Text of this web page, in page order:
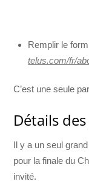
Remplir le
telus.com/fr/
C’est une seule
Détails
Il y a un seul
pour la finale du
invité.